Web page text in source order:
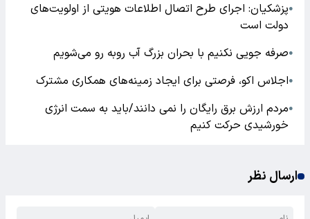
●پزشکیان: اجرای طرح اتصال اطلاعات هویتی از اولویت‌های
دولت است
●صرفه جویی نکنیم با بحران بزرگ آب روبه رو می‌شویم
●اجلاس اکو، فرصتی برای ایجاد زمینه‌های همکاری مشترک
●مردم ارزش برق رایگان را نمی دانند/باید به سمت انرژی
خورشیدی حرکت کنیم
ارسال نظر